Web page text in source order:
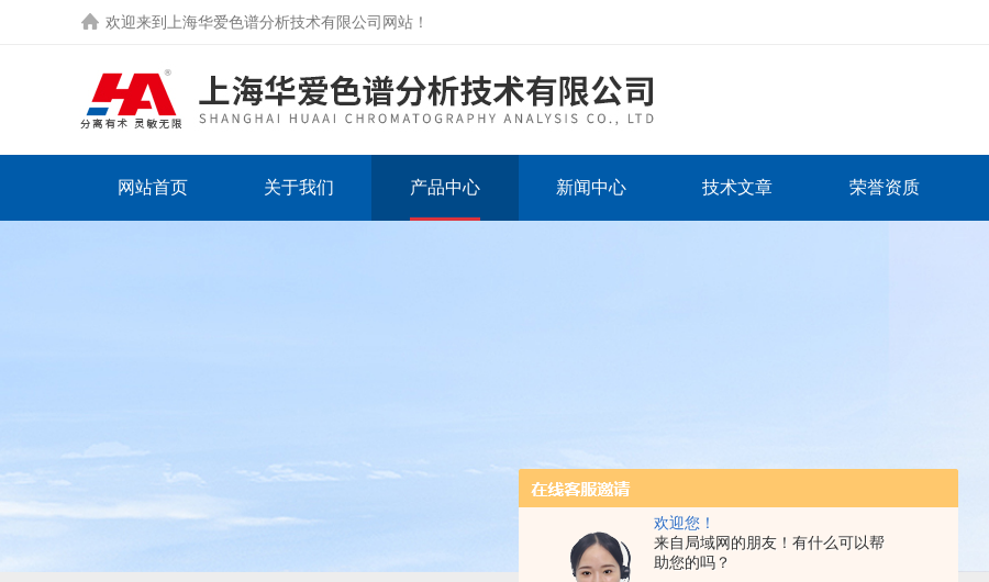
欢迎您！
来自局域网的朋友！有什么可以帮
助您的吗？
欢迎来到 上海华爱色谱分析技术有限公司网站 ！
网站首页 关于我们 产品中心 新闻中心 技术文章 荣誉资质